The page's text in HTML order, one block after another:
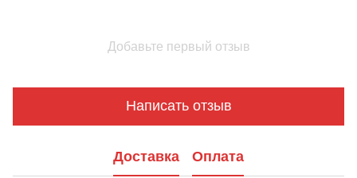
Добавьте первый отзыв
Написать отзыв
Доставка Оплата